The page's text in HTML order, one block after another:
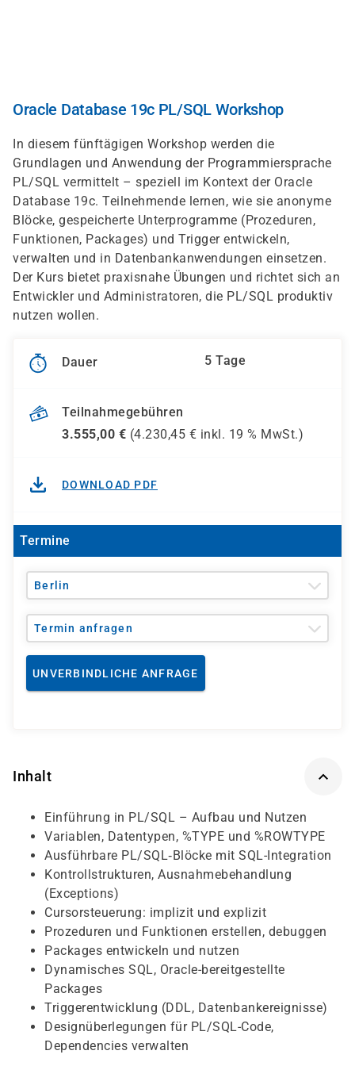
Oracle Database 19c PL/SQL Workshop
In diesem fünftägigen Workshop werden die
Grundlagen und Anwendung der Programmiersprache
PL/SQL vermittelt – speziell im Kontext der Oracle
Database 19c. Teilnehmende lernen, wie sie anonyme
Blöcke, gespeicherte Unterprogramme (Prozeduren,
Funktionen, Packages) und Trigger entwickeln,
verwalten und in Datenbankanwendungen einsetzen.
Der Kurs bietet praxisnahe Übungen und richtet sich an
Entwickler und Administratoren, die PL/SQL produktiv
nutzen wollen.
Dauer 5 Tage
Teilnahmegebühren
3.555,00 € (4.230,45 € inkl. 19 % MwSt.)
DOWNLOAD PDF
Termine
Berlin
Termin anfragen
UNVERBINDLICHE ANFRAGE
Inhalt
Einführung in PL/SQL – Aufbau und Nutzen
Variablen, Datentypen, %TYPE und %ROWTYPE
Ausführbare PL/SQL‐Blöcke mit SQL-Integration
Kontrollstrukturen, Ausnahmebehandlung
(Exceptions)
Cursorsteuerung: implizit und explizit
Prozeduren und Funktionen erstellen, debuggen
Packages entwickeln und nutzen
Dynamisches SQL, Oracle-bereitgestellte
Packages
Triggerentwicklung (DDL, Datenbankereignisse)
Designüberlegungen für PL/SQL-Code,
Dependencies verwalten